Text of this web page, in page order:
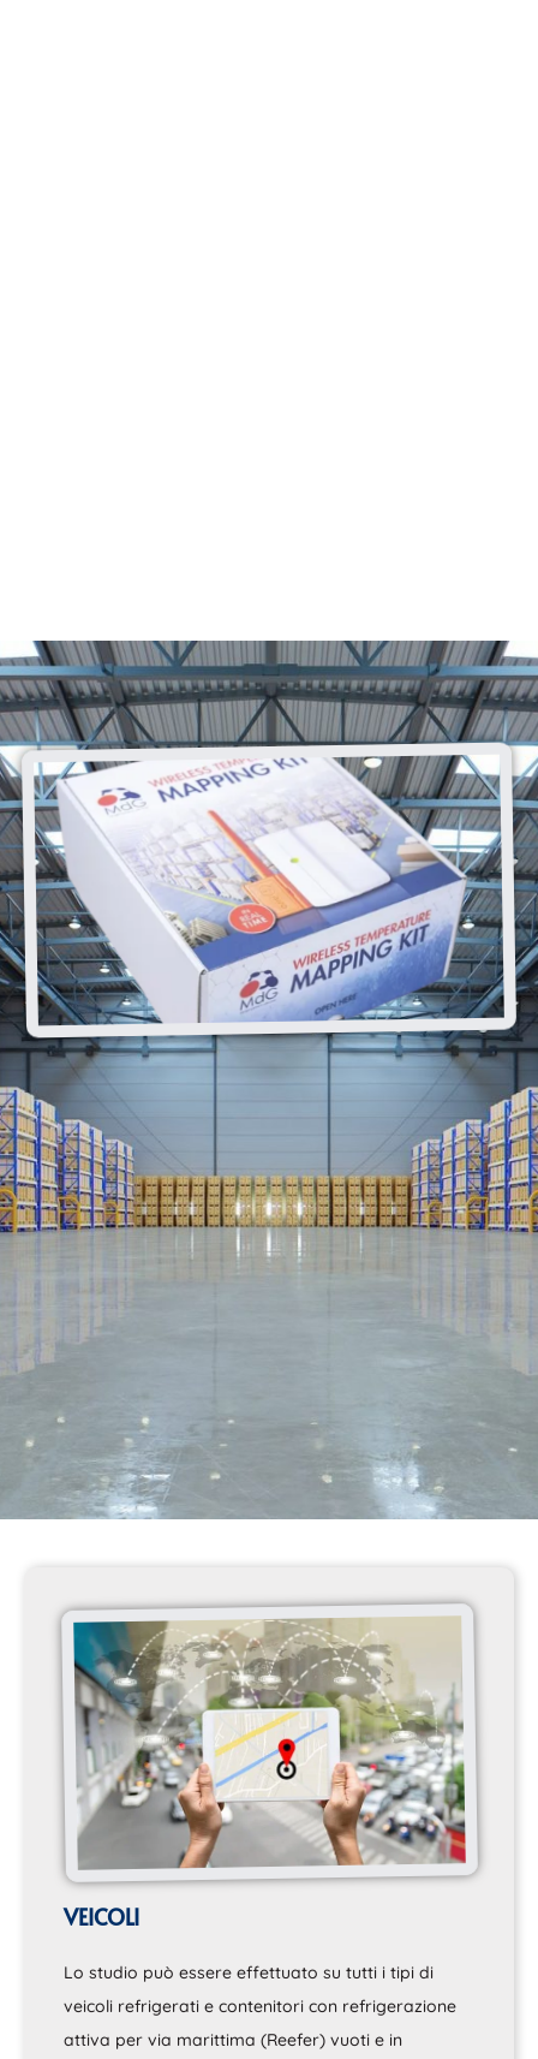
VEICOLI
Lo studio può essere effettuato su tutti i tipi di
veicoli refrigerati e contenitori con refrigerazione
attiva per via marittima (Reefer) vuoti e in